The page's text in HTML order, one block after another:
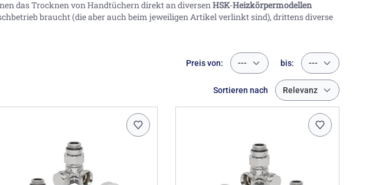
das Trocknen von Handtüchern direkt an diversenHSK-Heizkörpermodellen
braucht (die aber auch beim jeweiligen Artikel verlinkt sind), drittens diverse
Preis von: --- bis: ---
Sortieren nach Relevanz